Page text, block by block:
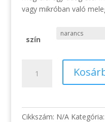
vagy mikróban való
szín
frissentartó
Cikkszám: N/A Kategória: